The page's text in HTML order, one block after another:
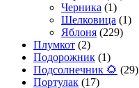
Черника (1)
Шелковица (1)
Яблоня (229)
Плумкот (2)
Подорожник (1)
Подсолнечник 🌻 (29)
Портулак (17)